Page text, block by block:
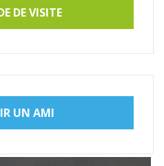
DE VISITE
UN AMI